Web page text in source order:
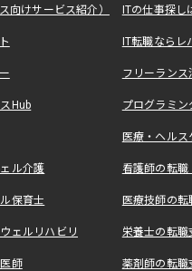
向けサービス紹介） ITの仕事探
IT転職なら
フリーラン
Hub プログラミ
医療・ヘル
ル介護 看護師の転
保育士 医療技師の
ェルリハビリ 栄養士の転
師 薬剤師の転